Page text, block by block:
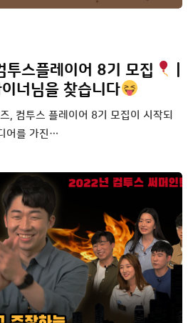
투스플레이어 8기 모집
너님을 찾습니다
, 컴투스 플레이어 8기 모집이 시작되
어를 가진…